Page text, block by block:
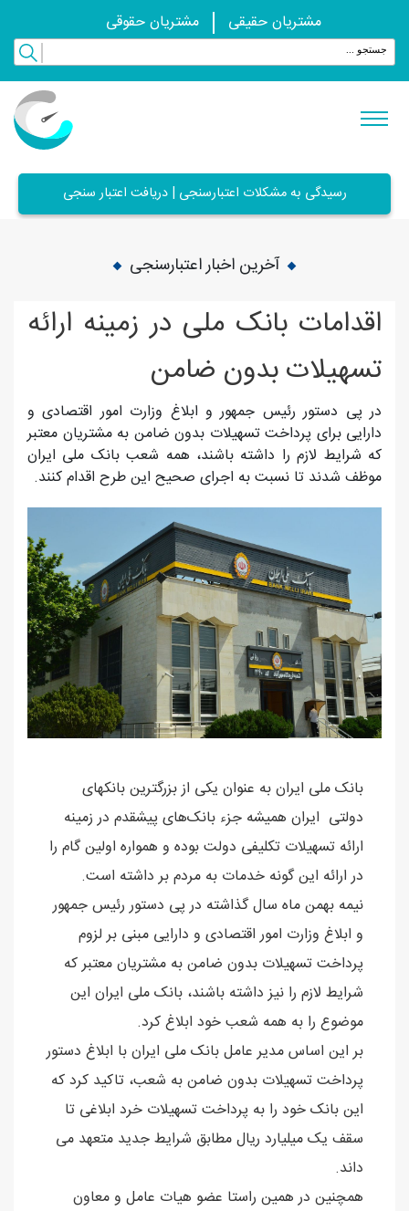
مشتریان حقیقی مشتریان حقوقی
رسیدگی به مشکلات اعتبارسنجی | دریافت اعتبار سنجی
آخرین اخبار اعتبارسنجی
اقدامات بانک ملی در زمینه ارائه
تسهیلات بدون ضامن
در پی دستور رئیس جمهور و ابلاغ وزارت امور اقتصادی و
دارایی برای پرداخت تسهیلات بدون ضامن به مشتریان معتبر
که شرایط لازم را داشته باشند، همه شعب بانک ملی ایران
موظف شدند تا نسبت به اجرای صحیح این طرح اقدام کنند.
بانک ملی ایران به عنوان یکی از بزرگترین بانک‎های
دولتی ایران همیشه جزء بانک‌های پیشقدم در زمینه
ارائه تسهیلات تکلیفی دولت بوده و همواره اولین گام را
در ارائه این گونه خدمات به مردم بر داشته است.
نیمه بهمن ماه سال گذاشته در پی دستور رئیس جمهور
و ابلاغ وزارت امور اقتصادی و دارایی مبنی بر لزوم
پرداخت تسهیلات بدون ضامن به مشتریان معتبر که
شرایط لازم را نیز داشته باشند، بانک ملی ایران این
موضوع را به همه شعب خود ابلاغ کرد.
بر این اساس مدیر عامل بانک ملی ایران با ابلاغ دستور
پرداخت تسهیلات بدون ضامن به شعب، تاکید کرد که
این بانک خود را به پرداخت تسهیلات خرد ابلاغی تا
سقف یک میلیارد ریال مطابق شرایط جدید متعهد می
داند.
همچنین در همین راستا عضو هیات عامل و معاون